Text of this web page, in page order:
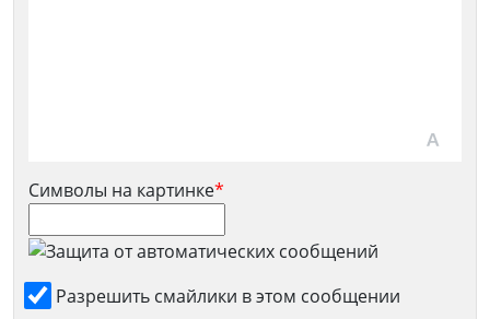
Символы на картинке*
Разрешить смайлики в этом сообщении